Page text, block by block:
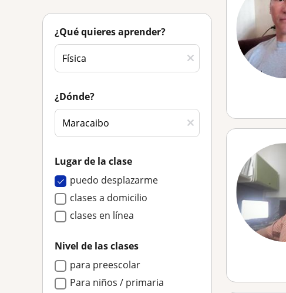
¿Qué quieres aprender?
¿Dónde?
Lugar de la clase
puedo desplazarme
clases a domicilio
clases en línea
Nivel de las clases
para preescolar
Para niños / primaria